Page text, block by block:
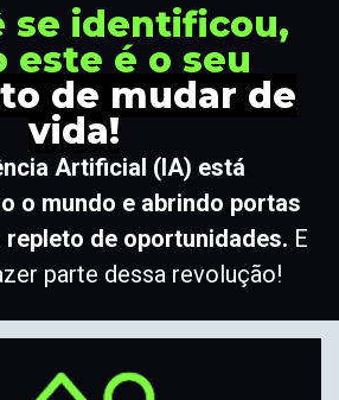
se identificou,
este é o seu
de mudar de
vida!
Artificial (IA) está
o mundo e abrindo portas
de oportunidades. E
parte dessa revolução!